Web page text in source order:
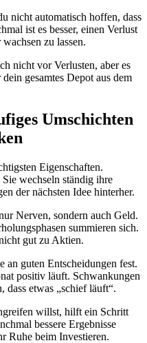
nicht automatisch hoffen, dass
ist es besser, einen Verlust
zu lassen.
nicht vor Verlusten, aber es
gesamtes Depot aus dem
Umschichten
Eigenschaften.
wechseln ständig ihre
der nächsten Idee hinterher.
Nerven, sondern auch Geld.
summieren sich.
gut zu Aktien.
an guten Entscheidungen fest.
positiv läuft. Schwankungen
dass etwas „schief läuft“.
willst, hilft ein Schritt
bessere Ergebnisse
Ruhe beim Investieren.